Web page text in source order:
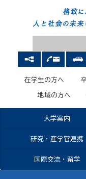
在学生の方へ
地域の方へ
大学案内
研究・産学官連携
国際交流・留学